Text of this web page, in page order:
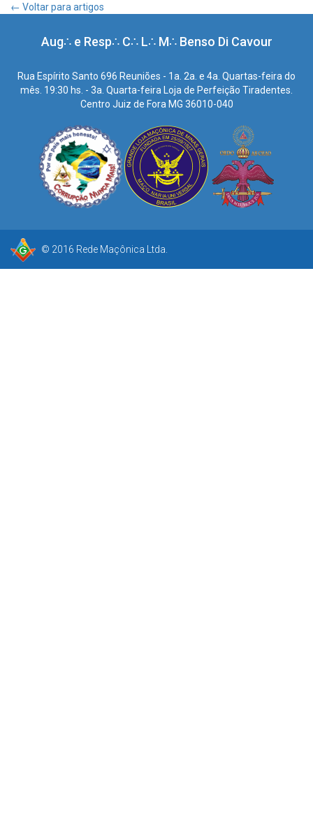
← Voltar para artigos
Aug∴ e Resp∴ C∴ L∴ M∴ Benso Di Cavour
Rua Espírito Santo 696 Reuniões - 1a. 2a. e 4a. Quartas-feira do
mês. 19:30 hs. - 3a. Quarta-feira Loja de Perfeição Tiradentes.
Centro Juiz de Fora MG 36010-040
© 2016 Rede Maçônica Ltda.